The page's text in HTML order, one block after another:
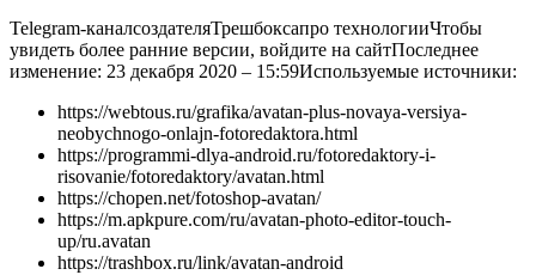
Telegram-каналсоздателяТрешбоксапро технологииЧтобы
увидеть более ранние версии, войдите на сайтПоследнее
изменение: 23 декабря 2020 – 15:59Используемые источники:
https://webtous.ru/grafika/avatan-plus-novaya-versiya-
neobychnogo-onlajn-fotoredaktora.html
https://programmi-dlya-android.ru/fotoredaktory-i-
risovanie/fotoredaktory/avatan.html
https://chopen.net/fotoshop-avatan/
https://m.apkpure.com/ru/avatan-photo-editor-touch-
up/ru.avatan
https://trashbox.ru/link/avatan-android